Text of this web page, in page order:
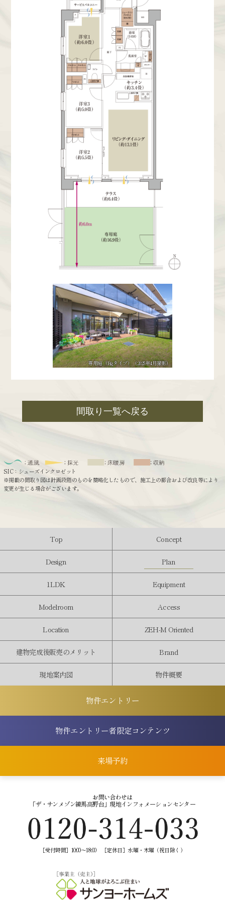
専用庭（Bgタイプ） （2025年4月撮影）
間取り一覧へ戻る
SIC：シューズインクロゼット
※掲載の間取り図は計画段階のものを簡略化したもので、施工上の都合および改良等により
変更が生じる場合がございます。
Top Concept
Design Plan
1LDK Equipment
Modelroom Access
Location ZEH-M Oriented
建物完成後販売のメリット Brand
現地案内図 物件概要
物件エントリー
物件エントリー者限定コンテンツ
来場予約
お問い合わせは
「ザ・サンメゾン練馬高野台」現地インフォメーションセンター
［受付時間］10:00～18:00 ［定休日］水曜・木曜（祝日除く）